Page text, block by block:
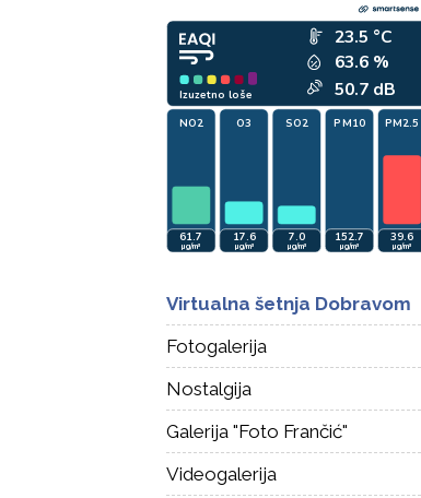
Virtualna šetnja Dobravom
Fotogalerija
Nostalgija
Galerija "Foto Frančić"
Videogalerija